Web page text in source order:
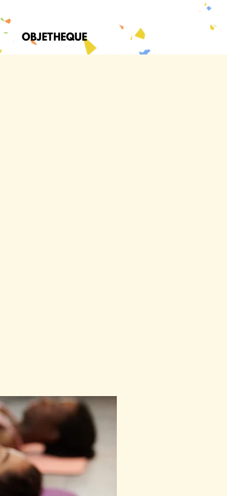
OBJETHEQUE